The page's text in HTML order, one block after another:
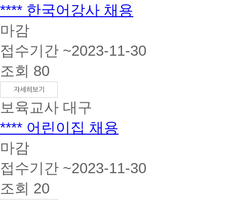
**** 한국어강사 채용
마감
접수기간 ~2023-11-30
조회 80
보육교사 대구
**** 어린이집 채용
마감
접수기간 ~2023-11-30
조회 20